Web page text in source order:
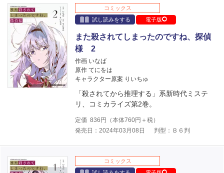
コミックス
試し読みをする
電子版
また殺されてしまったのですね、探偵
様 2
作画 いなば
原作 てにをは
キャラクター原案 りいちゅ
「殺されてから推理する」系新時代ミステ
リ、コミカライズ第2巻。
定価 836 円（本体760円＋税）
発売日：2024年03月08日
判型：Ｂ６判
コミックス